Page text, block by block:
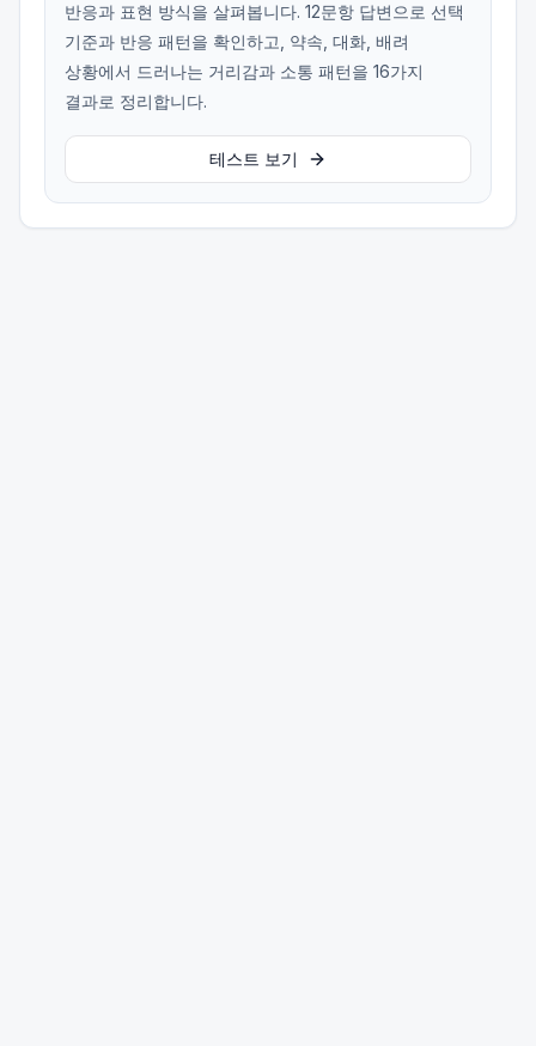
반응과 표현 방식을 살펴봅니다. 12문항 답변으로 선택
기준과 반응 패턴을 확인하고, 약속, 대화, 배려
상황에서 드러나는 거리감과 소통 패턴을 16가지
결과로 정리합니다.
테스트 보기